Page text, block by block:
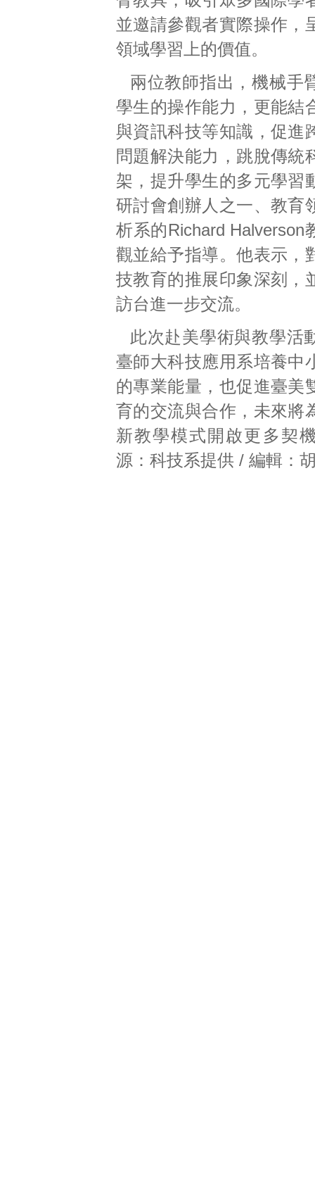
並邀請參觀者實際操作，
領域學習上的價值。
兩位教師指出，機械手
學生的操作能力，更能結
與資訊科技等知識，促進
問題解決能力，跳脫傳統
架，提升學生的多元學習
研討會創辦人之一、教育
析系的Richard Halverson
觀並給予指導。他表示，
技教育的推展印象深刻，
訪台進一步交流。
此次赴美學術與教學活
臺師大科技應用系培養中
的專業能量，也促進臺美
育的交流與合作，未來將
新教學模式開啟更多契
源：科技系提供 / 編輯：